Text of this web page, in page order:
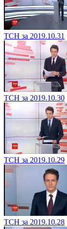
ТСН за 2019.10.31
ТСН за 2019.10.30
ТСН за 2019.10.29
ТСН за 2019.10.28